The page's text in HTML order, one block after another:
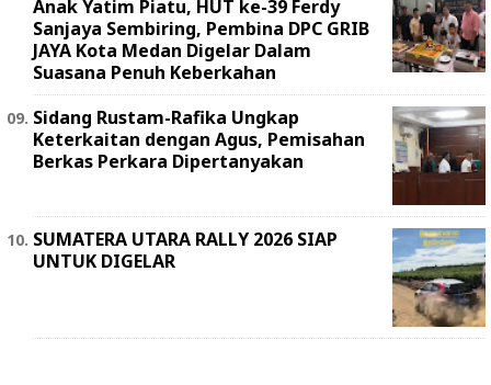
Anak Yatim Piatu, HUT ke-39 Ferdy
Sanjaya Sembiring, Pembina DPC GRIB
JAYA Kota Medan Digelar Dalam
Suasana Penuh Keberkahan
Sidang Rustam-Rafika Ungkap
Keterkaitan dengan Agus, Pemisahan
Berkas Perkara Dipertanyakan
SUMATERA UTARA RALLY 2026 SIAP
UNTUK DIGELAR